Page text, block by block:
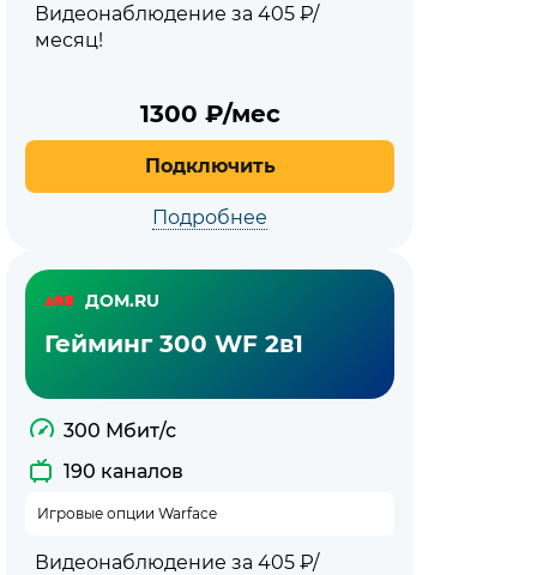
Видеонаблюдение за 405 ₽/
месяц!
1300 ₽/мес
Подключить
Подробнее
ДОМ.RU
Гейминг 300 WF 2в1
300 Мбит/с
190 каналов
Игровые опции Warface
Видеонаблюдение за 405 ₽/